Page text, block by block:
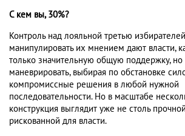
С кем вы, 30%?
Контроль над лояльной третью
манипулировать их мнением дают власти,
только значительную общую поддержку,
маневрировать, выбирая по обстановке
компромиссные решения в любой нужной
последовательности. Но в масштабе
конструкция выглядит уже не столь
рискованной для власти.